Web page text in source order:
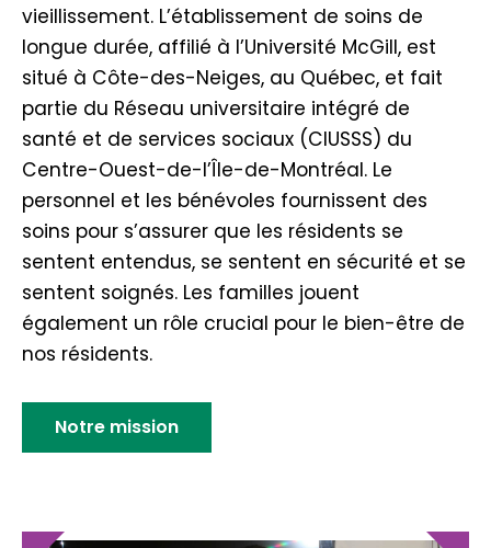
vieillissement. L’établissement de soins de
longue durée, affilié à l’Université McGill, est
situé à Côte-des-Neiges, au Québec, et fait
partie du Réseau universitaire intégré de
santé et de services sociaux (CIUSSS) du
Centre-Ouest-de-l’Île-de-Montréal. Le
personnel et les bénévoles fournissent des
soins pour s’assurer que les résidents se
sentent entendus, se sentent en sécurité et se
sentent soignés. Les familles jouent
également un rôle crucial pour le bien-être de
nos résidents.
Notre mission